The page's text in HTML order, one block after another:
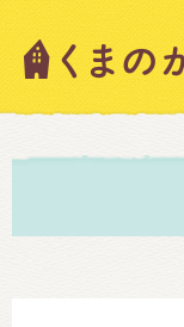
キャ